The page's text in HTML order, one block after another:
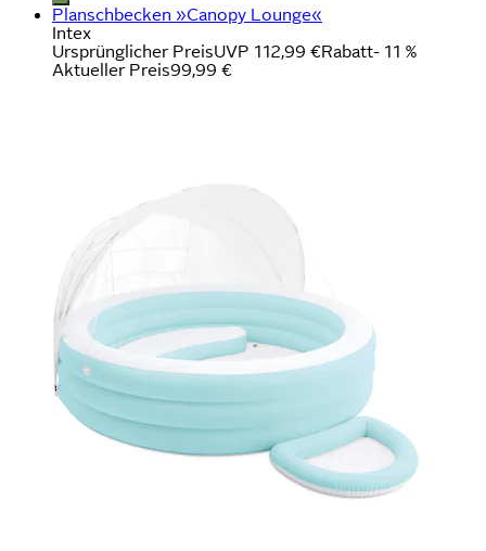
Planschbecken »Canopy Lounge«
Intex
Ursprünglicher PreisUVP 112,99 €Rabatt- 11 %
Aktueller Preis99,99 €